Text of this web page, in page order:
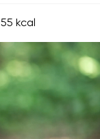
55 kcal